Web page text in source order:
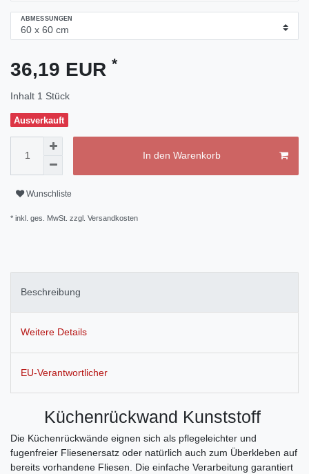
ABMESSUNGEN
36,19 EUR *
Inhalt 1 Stück
Ausverkauft
In den Warenkorb
Wunschliste
* inkl. ges. MwSt. zzgl. Versandkosten
Beschreibung
Weitere Details
EU-Verantwortlicher
Küchenrückwand Kunststoff
Die Küchenrückwände eignen sich als pflegeleichter und
fugenfreier Fliesenersatz oder natürlich auch zum Überkleben auf
bereits vorhandene Fliesen. Die einfache Verarbeitung garantiert